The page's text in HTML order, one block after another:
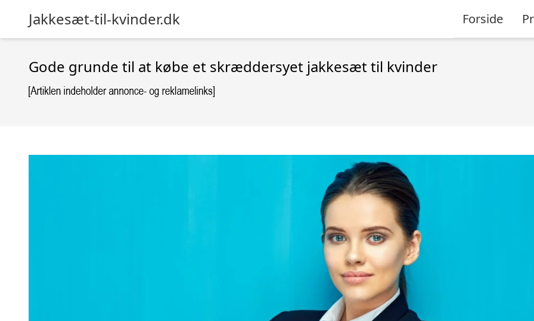
Jakkesæt-til-kvinder.dk Forside
Gode grunde til at købe et skræddersyet jakkesæt til kvinder